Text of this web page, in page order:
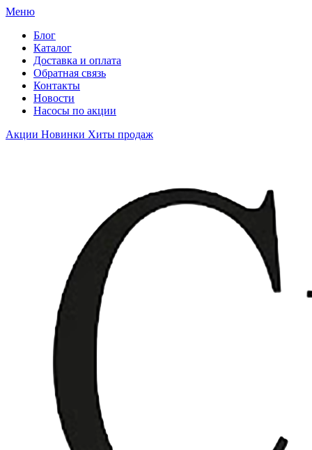
Меню
Блог
Каталог
Доставка и оплата
Обратная связь
Контакты
Новости
Насосы по акции
Акции Новинки Хиты продаж